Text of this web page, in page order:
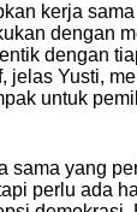
kerja
dengan
dengan
jelas Yusti,
untuk
sama yang
perlu ada